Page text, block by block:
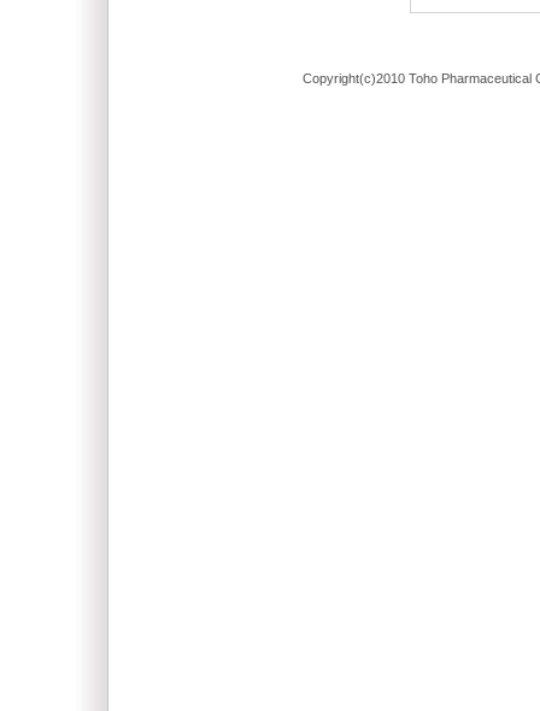
Copyright(c)2010 Toho Pharmaceutical